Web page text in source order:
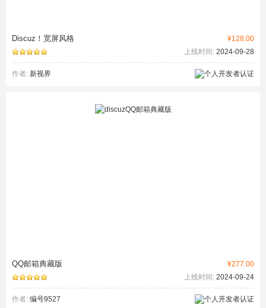
¥128.00
Discuz！宽屏风格
上线时间: 2024-09-28
作者: 新视界
¥277.00
QQ邮箱典藏版
上线时间: 2024-09-24
作者: 编号9527